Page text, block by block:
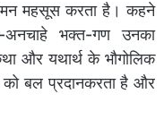
मन महसूस करता है। कहने
भक्त-गण उनका
और यथार्थ के भौगोलिक
बल प्रदानकरता है और